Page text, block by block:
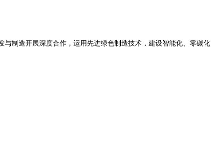
制造开展深度合作，运用先进绿色制造技术，建设智能化、零碳化